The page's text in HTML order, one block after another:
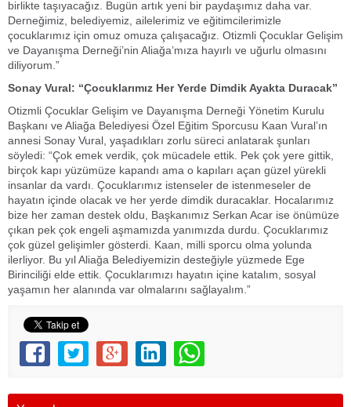
birlikte taşıyacağız. Bugün artık yeni bir paydaşımız daha var.
Derneğimiz, belediyemiz, ailelerimiz ve eğitimcilerimizle
çocuklarımız için omuz omuza çalışacağız. Otizmli Çocuklar Gelişim
ve Dayanışma Derneği’nin Aliağa’mıza hayırlı ve uğurlu olmasını
diliyorum.”
Sonay Vural: “Çocuklarımız Her Yerde Dimdik Ayakta Duracak”
Otizmli Çocuklar Gelişim ve Dayanışma Derneği Yönetim Kurulu
Başkanı ve Aliağa Belediyesi Özel Eğitim Sporcusu Kaan Vural’ın
annesi Sonay Vural, yaşadıkları zorlu süreci anlatarak şunları
söyledi: “Çok emek verdik, çok mücadele ettik. Pek çok yere gittik,
birçok kapı yüzümüze kapandı ama o kapıları açan güzel yürekli
insanlar da vardı. Çocuklarımız istenseler de istenmeseler de
hayatın içinde olacak ve her yerde dimdik duracaklar. Hocalarımız
bize her zaman destek oldu, Başkanımız Serkan Acar ise önümüze
çıkan pek çok engeli aşmamızda yanımızda durdu. Çocuklarımız
çok güzel gelişimler gösterdi. Kaan, milli sporcu olma yolunda
ilerliyor. Bu yıl Aliağa Belediyemizin desteğiyle yüzmede Ege
Birinciliği elde ettik. Çocuklarımızı hayatın içine katalım, sosyal
yaşamın her alanında var olmalarını sağlayalım.”